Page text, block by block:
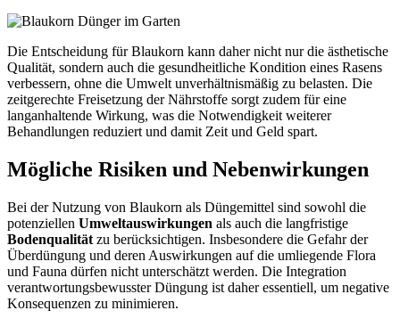
Die Entscheidung für Blaukorn kann daher nicht nur die ästhetische
Qualität, sondern auch die gesundheitliche Kondition eines Rasens
verbessern, ohne die Umwelt unverhältnismäßig zu belasten. Die
zeitgerechte Freisetzung der Nährstoffe sorgt zudem für eine
langanhaltende Wirkung, was die Notwendigkeit weiterer
Behandlungen reduziert und damit Zeit und Geld spart.
Mögliche Risiken und Nebenwirkungen
Bei der Nutzung von Blaukorn als Düngemittel sind sowohl die
potenziellen Umweltauswirkungen als auch die langfristige
Bodenqualität zu berücksichtigen. Insbesondere die Gefahr der
Überdüngung und deren Auswirkungen auf die umliegende Flora
und Fauna dürfen nicht unterschätzt werden. Die Integration
verantwortungsbewusster Düngung ist daher essentiell, um negative
Konsequenzen zu minimieren.